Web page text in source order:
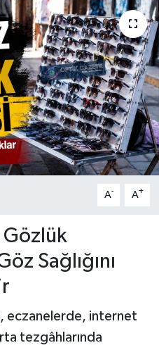
A- A+
Gözlük
Sağlığını
eczanelerde, internet
tezgâhlarında